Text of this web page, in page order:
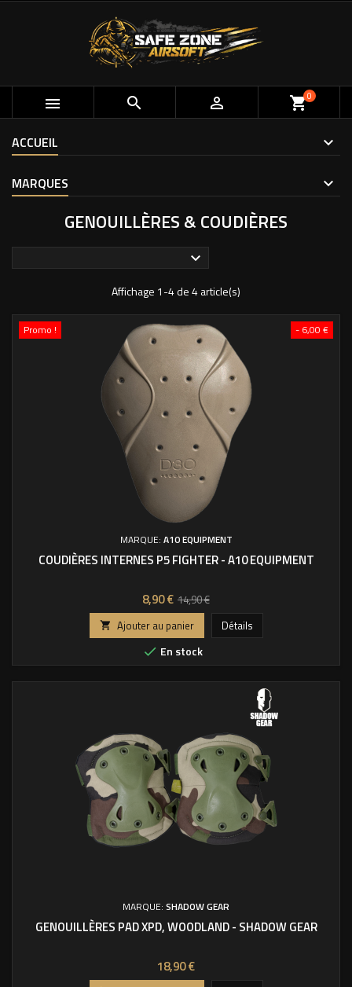
   shopping_cart0
ACCUEIL
MARQUES
GENOUILLÈRES & COUDIÈRES

Affichage 1-4 de 4 article(s)
- 6,00 €
Promo !
MARQUE: A10 EQUIPMENT
COUDIÈRES INTERNES P5 FIGHTER - A10 EQUIPMENT
Prix
8,90 € Prix
de
base
14,90 €
 Ajouter au panier
Détails
 En stock
MARQUE: SHADOW GEAR
GENOUILLÈRES PAD XPD, WOODLAND - SHADOW GEAR
Prix
18,90 €